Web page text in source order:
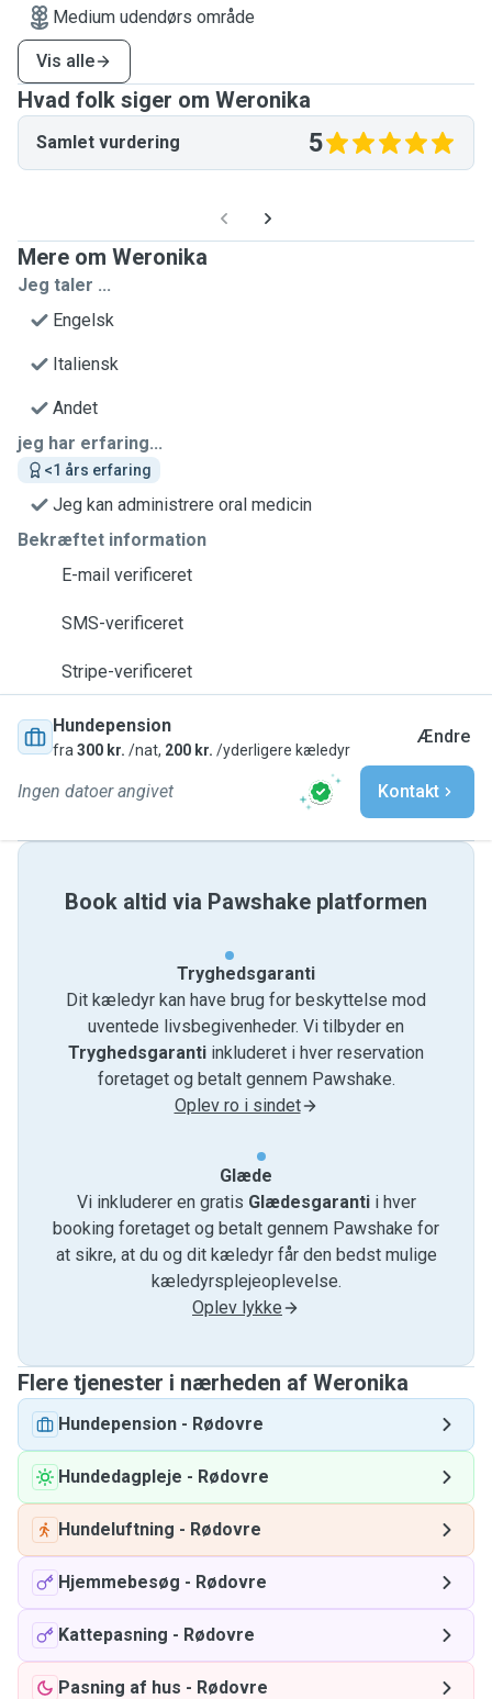
Medium udendørs område
Vis alle
Hvad folk siger om Weronika
Samlet vurdering 5
Mere om Weronika
Jeg taler ...
Engelsk
Italiensk
Andet
jeg har erfaring...
<1 års erfaring
Jeg kan administrere oral medicin
Bekræftet information
E-mail verificeret
SMS-verificeret
Stripe-verificeret
Hundepension
fra 300 kr. /nat, 200 kr. /yderligere kæledyr
Ændre
Ingen datoer angivet Kontakt
Book altid via Pawshake platformen
Tryghedsgaranti
Dit kæledyr kan have brug for beskyttelse mod
uventede livsbegivenheder. Vi tilbyder en
Tryghedsgaranti inkluderet i hver reservation
foretaget og betalt gennem Pawshake.
Oplev ro i sindet
Glæde
Vi inkluderer en gratis Glædesgarantii hver
booking foretaget og betalt gennem Pawshake for
at sikre, at du og dit kæledyr får den bedst mulige
kæledyrsplejeoplevelse.
Oplev lykke
Flere tjenester i nærheden af ​​Weronika
Hundepension - Rødovre
Hundedagpleje - Rødovre
Hundeluftning - Rødovre
Hjemmebesøg - Rødovre
Kattepasning - Rødovre
Pasning af hus - Rødovre